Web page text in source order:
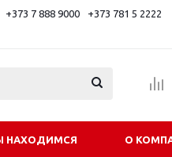
+373 7 888 9000 +373 781 5 2222
НАХОДИМСЯ О